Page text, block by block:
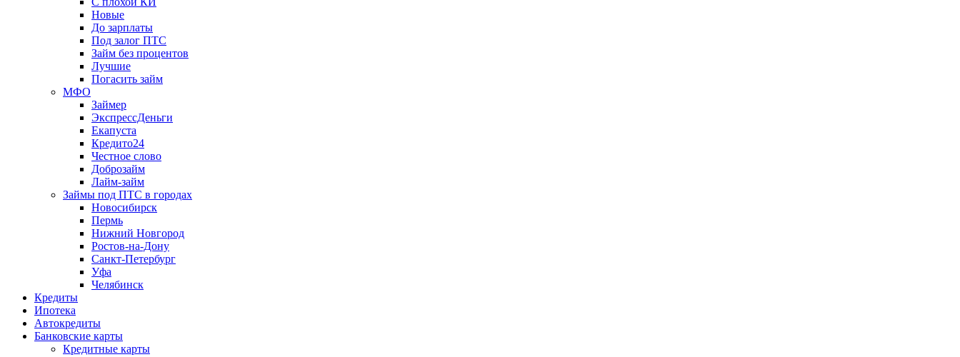
Новые
До зарплаты
Под залог ПТС
Займ без процентов
Лучшие
Погасить займ
МФО
Займер
ЭкспрессДеньги
Екапуста
Кредито24
Честное слово
Доброзайм
Лайм-займ
Займы под ПТС в городах
Новосибирск
Пермь
Нижний Новгород
Ростов-на-Дону
Санкт-Петербург
Уфа
Челябинск
Кредиты
Ипотека
Автокредиты
Банковские карты
Кредитные карты